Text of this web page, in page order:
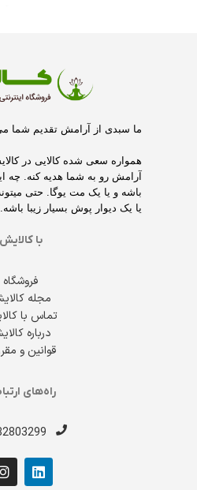
ما سبدی از آرامش تقدیم شما
همواره سعی شده کالایی در
آرامش رو به شما هدیه کنه. چه
باشه و یا یک مت یوگا. حتی
یا یک دیوار پوش بسیار زیبا باشه.
با کالایش
فروشگاه
مجله
تماس با
درباره
قوانین و
راه‌های